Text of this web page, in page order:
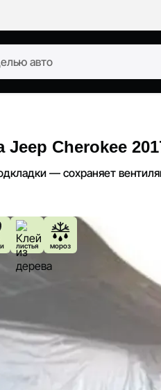
Cherokee
— сохраняет
листья мороз